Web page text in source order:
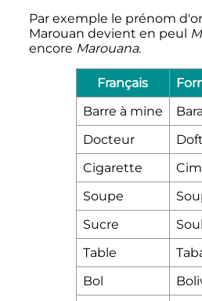
Par exemple le prénom
Marouan devient en peul
encore Marouana.
Français
Barre à mine
Docteur
Cigarette
Soupe
Sucre
Table
Bol